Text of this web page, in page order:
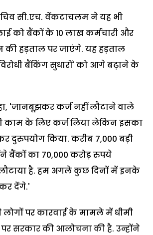
सी.एच. वेंकटाचलम ने यह भी
को बैंकों के 10 लाख कर्मचारी और
की हड़ताल पर जाएंगे. यह हड़ताल
बैंकिंग सुधारों' को आगे बढ़ाने के
'जानबूझकर कर्ज नहीं लौटाने वाले
काम के लिए कर्ज लिया लेकिन इसका
दुरुपयोग किया. करीब 7,000 बड़ी
बैंकों का 70,000 करोड़ रुपये
है. हम अगले कुछ दिनों में इनके
देंगे.'
पर कारवाई के मामले में धीमी
सरकार की आलोचना की है. उन्होंने